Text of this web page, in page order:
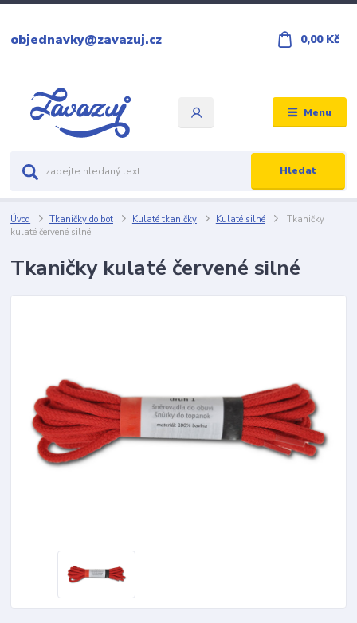
Menu
Hledat
objednavky@zavazuj.cz 0,00 Kč
Úvod Tkaničky do bot Kulaté tkaničky Kulaté silné
Tkaničky
kulaté červené silné
Tkaničky kulaté červené silné